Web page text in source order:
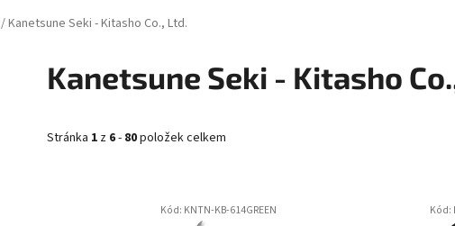
/Kanetsune Seki - Kitasho Co., Ltd.
Kanetsune Seki - Kitasho
Stránka 1 z 6- 80položek celkem
Kód: KNTN-KB-614GREEN Kód: